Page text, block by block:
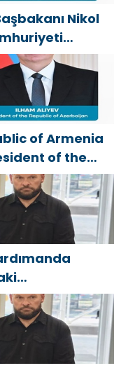
Nikol
aradı
of Armenia
of the
Aliyev
etti